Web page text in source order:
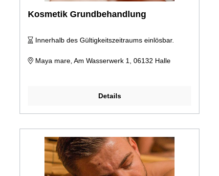
Kosmetik Grundbehandlung
Innerhalb des Gültigkeitszeitraums einlösbar.
Maya mare, Am Wasserwerk 1, 06132 Halle
Details